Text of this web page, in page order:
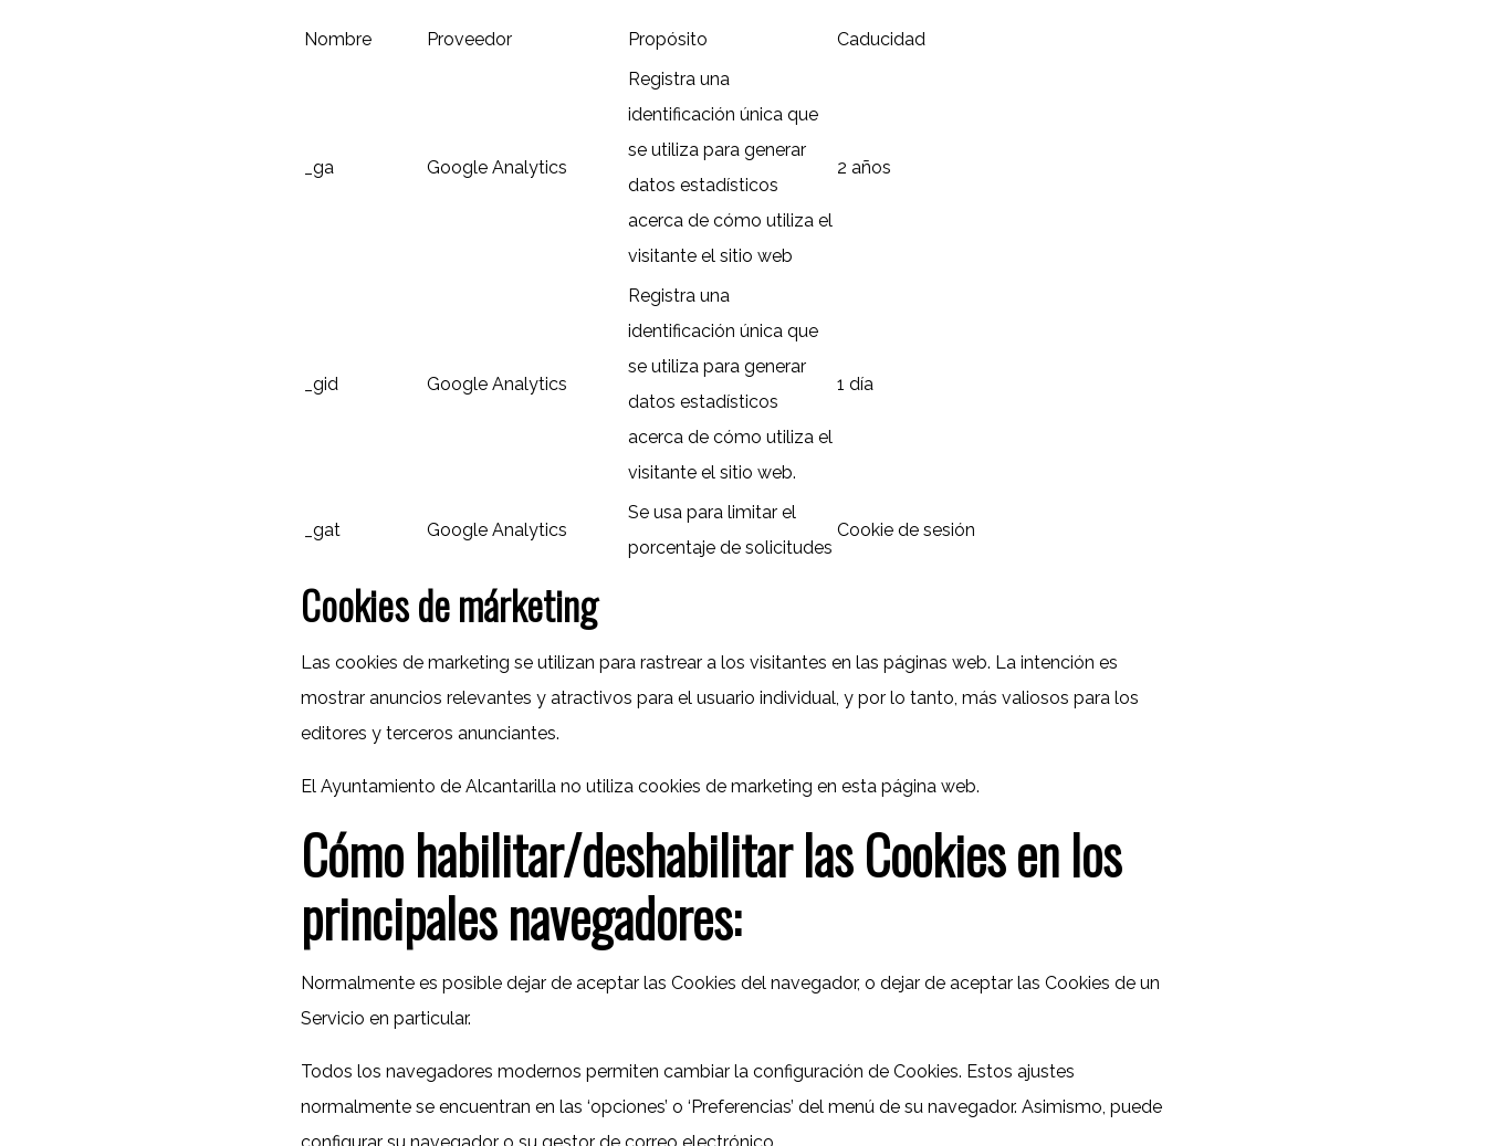
Nombre Proveedor Propósito Caducidad
_ga Google Analytics
Registra una
identificación única que
se utiliza para generar
datos estadísticos
acerca de cómo utiliza el
visitante el sitio web
2 años
_gid Google Analytics
Registra una
identificación única que
se utiliza para generar
datos estadísticos
acerca de cómo utiliza el
visitante el sitio web.
1 día
_gat Google Analytics
Se usa para limitar el
porcentaje de solicitudes
Cookie de sesión
Cookies de márketing
Las cookies de marketing se utilizan para rastrear a los visitantes en las páginas web. La intención es
mostrar anuncios relevantes y atractivos para el usuario individual, y por lo tanto, más valiosos para los
editores y terceros anunciantes.
El Ayuntamiento de Alcantarilla no utiliza cookies de marketing en esta página web.
Cómo habilitar/deshabilitar las Cookies en los
principales navegadores:
Normalmente es posible dejar de aceptar las Cookies del navegador, o dejar de aceptar las Cookies de un
Servicio en particular.
Todos los navegadores modernos permiten cambiar la configuración de Cookies. Estos ajustes
normalmente se encuentran en las ‘opciones’ o ‘Preferencias’ del menú de su navegador. Asimismo, puede